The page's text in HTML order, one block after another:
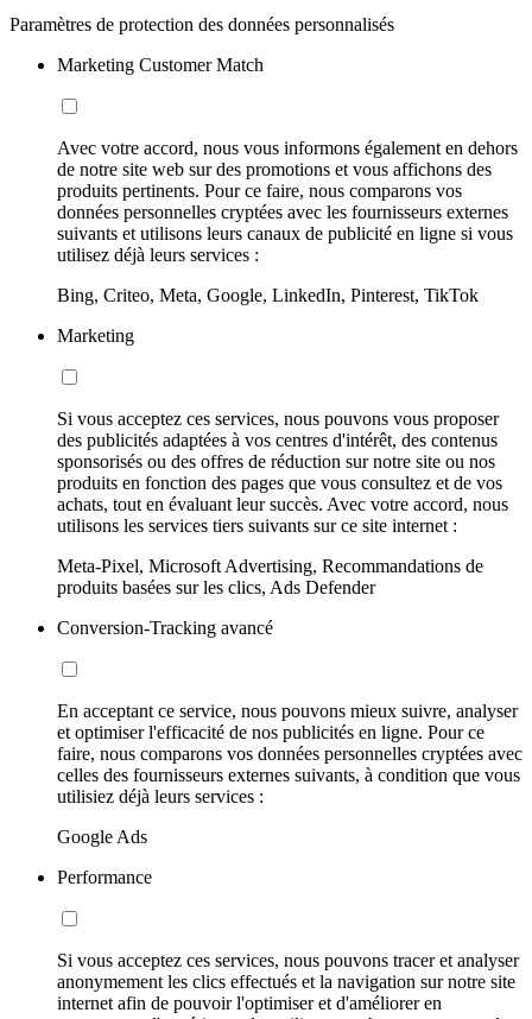
Paramètres de protection des données personnalisés
Marketing Customer Match
Avec votre accord, nous vous informons également en dehors
de notre site web sur des promotions et vous affichons des
produits pertinents. Pour ce faire, nous comparons vos
données personnelles cryptées avec les fournisseurs externes
suivants et utilisons leurs canaux de publicité en ligne si vous
utilisez déjà leurs services :
Bing, Criteo, Meta, Google, LinkedIn, Pinterest, TikTok
Marketing
Si vous acceptez ces services, nous pouvons vous proposer
des publicités adaptées à vos centres d'intérêt, des contenus
sponsorisés ou des offres de réduction sur notre site ou nos
produits en fonction des pages que vous consultez et de vos
achats, tout en évaluant leur succès. Avec votre accord, nous
utilisons les services tiers suivants sur ce site internet :
Meta-Pixel, Microsoft Advertising, Recommandations de
produits basées sur les clics, Ads Defender
Conversion-Tracking avancé
En acceptant ce service, nous pouvons mieux suivre, analyser
et optimiser l'efficacité de nos publicités en ligne. Pour ce
faire, nous comparons vos données personnelles cryptées avec
celles des fournisseurs externes suivants, à condition que vous
utilisiez déjà leurs services :
Google Ads
Performance
Si vous acceptez ces services, nous pouvons tracer et analyser
anonymement les clics effectués et la navigation sur notre site
internet afin de pouvoir l'optimiser et d'améliorer en